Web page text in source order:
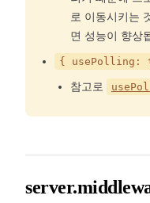
로 이동시키는
면 성능이 향상
{ usePolling:
참고로